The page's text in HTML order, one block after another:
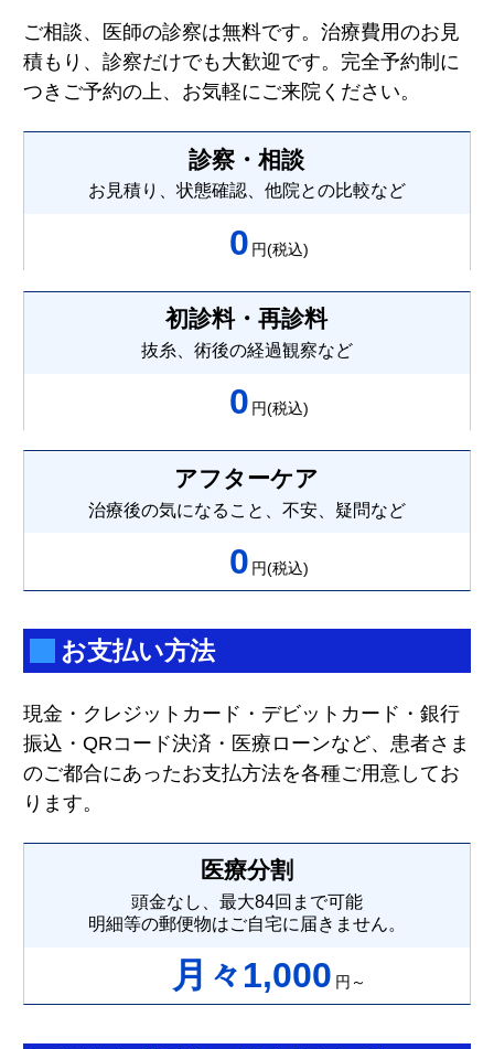
ご相談、医師の診察は無料です。治療費用のお見
積もり、診察だけでも大歓迎です。完全予約制に
つきご予約の上、お気軽にご来院ください。
診察・相談
お見積り、状態確認、他院との比較など
0 円(税込)
初診料・再診料
抜糸、術後の経過観察など
0 円(税込)
アフターケア
治療後の気になること、不安、疑問など
0 円(税込)
お支払い方法
現金・クレジットカード・デビットカード・銀行
振込・QRコード決済・医療ローンなど、患者さま
のご都合にあったお支払方法を各種ご用意してお
ります。
医療分割
頭金なし、最大84回まで可能
明細等の郵便物はご自宅に届きません。
月々1,000 円～